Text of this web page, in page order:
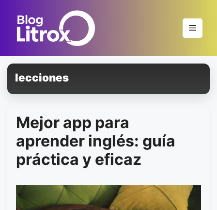
contenido
Menú
lecciones
Mejor app para
aprender inglés: guía
práctica y eficaz